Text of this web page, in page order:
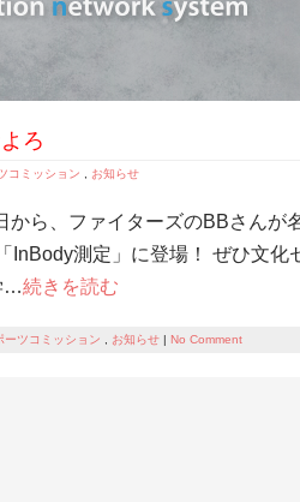
ろ
コミッション お知らせ
から、ファイターズのBBさんが
InBody測定」に登場！ ぜひ文化
…続きを読む
ーツコミッション お知らせ | No Comment